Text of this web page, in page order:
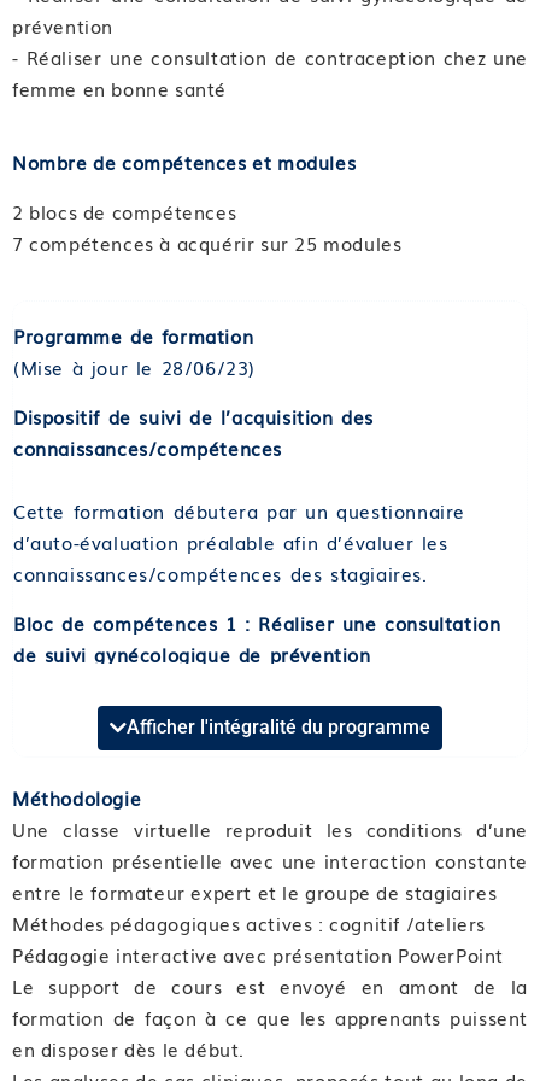
prévention
- Réaliser une consultation de contraception chez une
femme en bonne santé
Nombre de compétences et modules
2 blocs de compétences
7 compétences à acquérir sur 25 modules
Programme de formation
(Mise à jour le 28/06/23)
Dispositif de suivi de l’acquisition des
connaissances/compétences
Cette formation débutera par un questionnaire
d’auto-évaluation préalable afin d’évaluer les
connaissances/compétences des stagiaires.
Bloc de compétences 1 : Réaliser une consultation
de suivi gynécologique de prévention
Format et durée : Classe virtuelle de 10 heures
Compétence 01 : Respecter la législation pour une
Module 01 : Analyser sa pratique
Module 02 : Respecter la législation pour une bonne
Compétence 02 : Réaliser une consultation
gynécologique d’usage
Module 03 : S’enquérir du motif de consultation,
accueillir
Module 04 : Réaliser une anamnèse
Afficher l'intégralité du programme
Méthodologie
Une classe virtuelle reproduit les conditions d’une
formation présentielle avec une interaction constante
entre le formateur expert et le groupe de stagiaires
Méthodes pédagogiques actives : cognitif /ateliers
Pédagogie interactive avec présentation PowerPoint
Le support de cours est envoyé en amont de la
formation de façon à ce que les apprenants puissent
en disposer dès le début.